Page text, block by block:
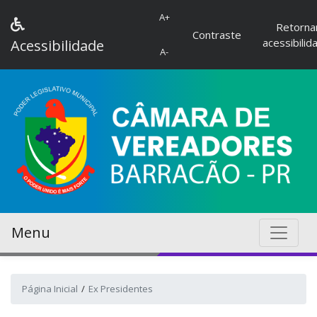
Acessibilidade
A+
A-
Contraste
Menu
Página Inicial Ex Presidentes